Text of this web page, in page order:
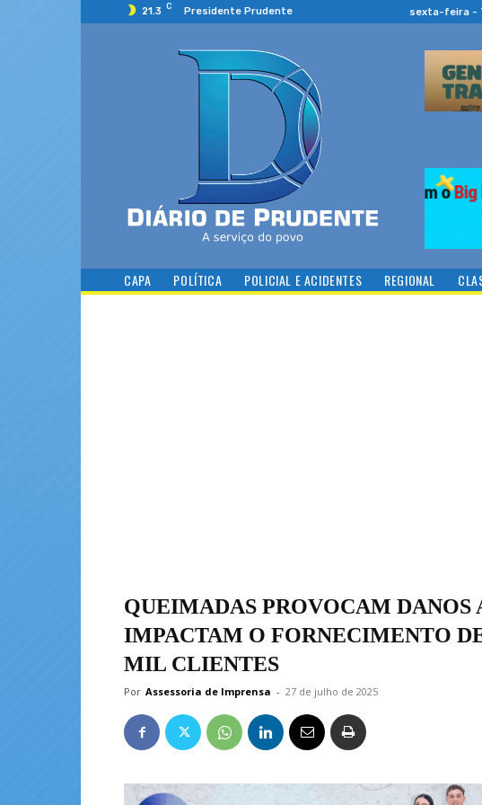
21.3 C Presidente Prudente sexta-feira -
CAPA POLÍTICA POLICIAL E ACIDENTES REGIONAL
QUEIMADAS PROVOCAM
IMPACTAM O FORNECIMENTO
MIL CLIENTES
Por Assessoria de Imprensa - 27 de julho de 2025